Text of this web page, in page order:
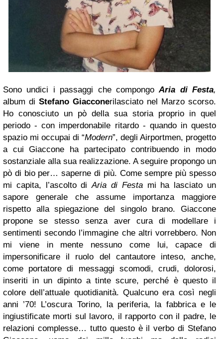
Sono undici i passaggi che compongoAria di Festa,
album di Stefano Giacconerilasciato nel Marzo scorso.
Ho conosciuto un pò della sua storia proprio in quel
periodo - con imperdonabile ritardo - quando in questo
spazio mi occupai di “Modern”, degli Airportmen, progetto
a cui Giaccone ha partecipato contribuendo in modo
sostanziale alla sua realizzazione. A seguire propongo un
pò di bio per… saperne di più. Come sempre più spesso
mi capita, l’ascolto diAria di Festami ha lasciato un
sapore generale che assume importanza maggiore
rispetto alla spiegazione del singolo brano.
Giaccone
propone se stesso senza aver cura di modellare i
sentimenti secondo l’immagine che altri vorrebbero. Non
mi viene in mente nessuno come lui, capace di
impersonificare il ruolo del cantautore inteso, anche,
come portatore di messaggi scomodi, crudi, dolorosi,
inseriti in un dipinto a tinte scure, perché è questo il
colore dell’attuale quotidianità. Qualcuno era così negli
anni ’70!
L’oscura Torino, la periferia, la fabbrica e le
ingiustificate morti sul lavoro, il rapporto con il padre, le
relazioni complesse… tutto questo è il verbo di Stefano